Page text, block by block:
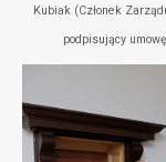
Kubiak (Członek
podpisujący